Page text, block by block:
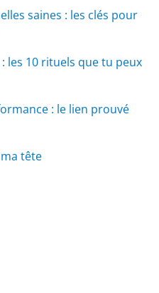
saines : les clés pour
les 10 rituels que tu peux
: le lien prouvé
tête